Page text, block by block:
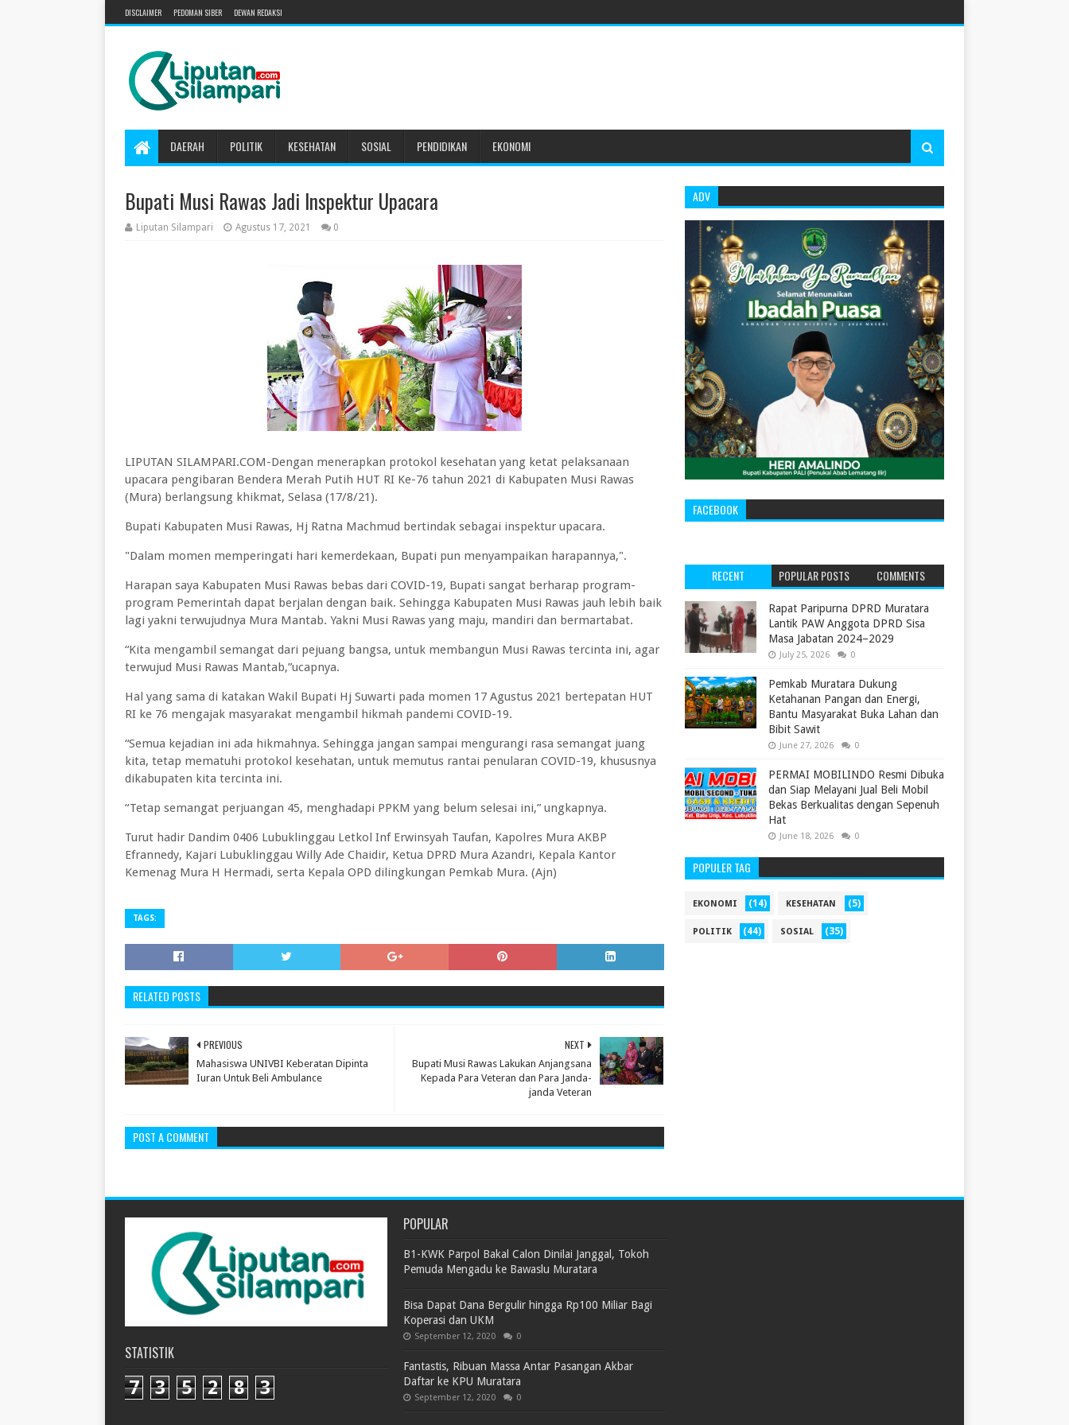
DISCLAIMER PEDOMAN SIBER DEWAN REDAKSI
DAERAH POLITIK KESEHATAN SOSIAL PENDIDIKAN EKONOMI
Bupati Musi Rawas Jadi Inspektur Upacara
Liputan Silampari Agustus 17, 2021 0
LIPUTAN SILAMPARI.COM-Dengan menerapkan protokol kesehatan yang ketat pelaksanaan
upacara pengibaran Bendera Merah Putih HUT RI Ke-76 tahun 2021 di Kabupaten Musi Rawas
(Mura) berlangsung khikmat, Selasa (17/8/21).
Bupati Kabupaten Musi Rawas, Hj Ratna Machmud bertindak sebagai inspektur upacara.
"Dalam momen memperingati hari kemerdekaan, Bupati pun menyampaikan harapannya,".
Harapan saya Kabupaten Musi Rawas bebas dari COVID-19, Bupati sangat berharap program-
program Pemerintah dapat berjalan dengan baik. Sehingga Kabupaten Musi Rawas jauh lebih baik
lagi yakni terwujudnya Mura Mantab. Yakni Musi Rawas yang maju, mandiri dan bermartabat.
“Kita mengambil semangat dari pejuang bangsa, untuk membangun Musi Rawas tercinta ini, agar
terwujud Musi Rawas Mantab,”ucapnya.
Hal yang sama di katakan Wakil Bupati Hj Suwarti pada momen 17 Agustus 2021 bertepatan HUT
RI ke 76 mengajak masyarakat mengambil hikmah pandemi COVID-19.
“Semua kejadian ini ada hikmahnya. Sehingga jangan sampai mengurangi rasa semangat juang
kita, tetap mematuhi protokol kesehatan, untuk memutus rantai penularan COVID-19, khususnya
dikabupaten kita tercinta ini.
“Tetap semangat perjuangan 45, menghadapi PPKM yang belum selesai ini,” ungkapnya.
Turut hadir Dandim 0406 Lubuklinggau Letkol Inf Erwinsyah Taufan, Kapolres Mura AKBP
Efrannedy, Kajari Lubuklinggau Willy Ade Chaidir, Ketua DPRD Mura Azandri, Kepala Kantor
Kemenag Mura H Hermadi, serta Kepala OPD dilingkungan Pemkab Mura. (Ajn)
TAGS:
RELATED POSTS
NEXT
Bupati Musi Rawas Lakukan Anjangsana
Kepada Para Veteran dan Para Janda-
janda Veteran
PREVIOUS
Mahasiswa UNIVBI Keberatan Dipinta
Iuran Untuk Beli Ambulance
POST A COMMENT
ADV
FACEBOOK
RECENT POPULAR POSTS COMMENTS
‎Rapat Paripurna DPRD Muratara
Lantik PAW Anggota DPRD Sisa
Masa Jabatan 2024–2029 ‎
July 25, 2026 0
Pemkab Muratara Dukung
Ketahanan Pangan dan Energi,
Bantu Masyarakat Buka Lahan dan
Bibit Sawit
June 27, 2026 0
PERMAI MOBILINDO Resmi Dibuka
dan Siap Melayani Jual Beli Mobil
Bekas Berkualitas dengan Sepenuh
Hat
June 18, 2026 0
POPULER TAG
EKONOMI (14) KESEHATAN (5)
POLITIK (44) SOSIAL (35)
STATISTIK
7 3 5 2 8 3
POPULAR
B1-KWK Parpol Bakal Calon Dinilai Janggal, Tokoh
Pemuda Mengadu ke Bawaslu Muratara
Bisa Dapat Dana Bergulir hingga Rp100 Miliar Bagi
Koperasi dan UKM
September 12, 2020 0
Fantastis, Ribuan Massa Antar Pasangan Akbar
Daftar ke KPU Muratara
September 12, 2020 0